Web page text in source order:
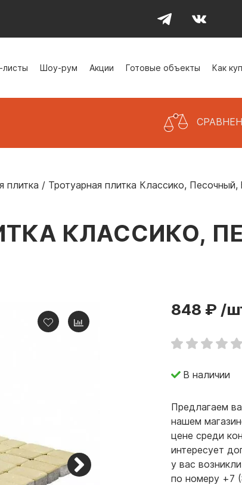
листы Шоу-рум Акции Готовые объекты Как
плитка / Тротуарная плитка Классико,
КЛАССИКО,
848 ₽ /
В наличии
Предлагаем
нашем
цене среди
интересует
у вас
по номеру +7